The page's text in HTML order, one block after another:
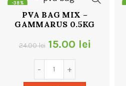
-38%
PVA BAG MIX –
GAMMARUS 0.5KG
24.00lei Prețul
inițial
a
15.00 lei